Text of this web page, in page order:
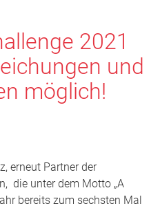
2021
und
möglich!
erneut Partner der
die unter dem Motto „A
bereits zum sechsten Mal